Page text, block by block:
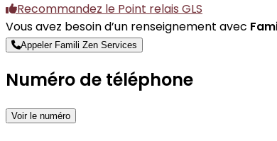
Recommandez le Point relais GLS
Vous avez besoin d’un renseignement avec
Appeler Famili Zen Services
Numéro de téléphone
Voir le numéro